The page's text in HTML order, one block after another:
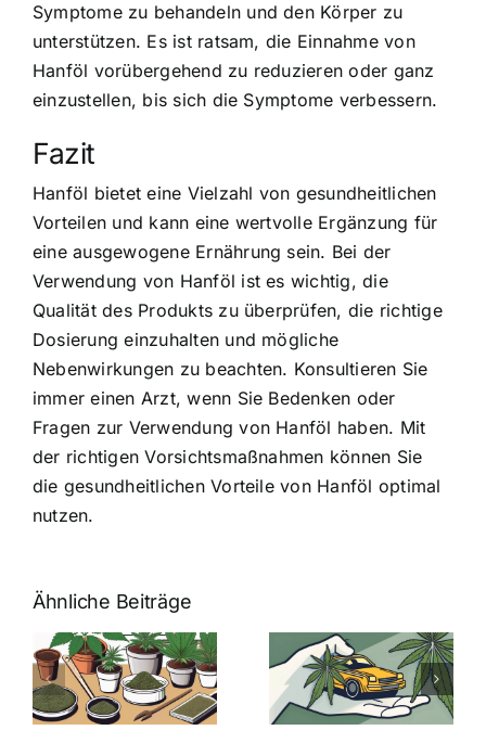
Symptome zu behandeln und den Körper zu
unterstützen. Es ist ratsam, die Einnahme von
Hanföl vorübergehend zu reduzieren oder ganz
einzustellen, bis sich die Symptome verbessern.
Fazit
Hanföl bietet eine Vielzahl von gesundheitlichen
Vorteilen und kann eine wertvolle Ergänzung für
eine ausgewogene Ernährung sein. Bei der
Verwendung von Hanföl ist es wichtig, die
Qualität des Produkts zu überprüfen, die richtige
Dosierung einzuhalten und mögliche
Nebenwirkungen zu beachten. Konsultieren Sie
immer einen Arzt, wenn Sie Bedenken oder
Fragen zur Verwendung von Hanföl haben. Mit
der richtigen Vorsichtsmaßnahmen können Sie
die gesundheitlichen Vorteile von Hanföl optimal
nutzen.
Ähnliche Beiträge
Neue THC-
Grenzwert-
Regelung:
Was Sie über
Cannabis und
Cannabis
Samen
kaufen: Alles
was Sie